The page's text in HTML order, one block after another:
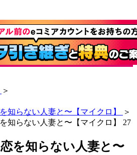
＞
知らない人妻と〜【マイクロ】
＞
知らない人妻と〜【マイクロ】 27
を知らない人妻と〜